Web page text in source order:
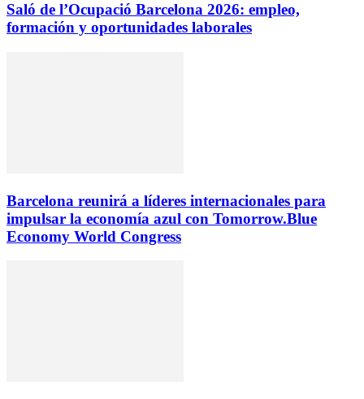
Saló de l’Ocupació Barcelona 2026: empleo,
formación y oportunidades laborales
Barcelona reunirá a líderes internacionales para
impulsar la economía azul con Tomorrow.Blue
Economy World Congress